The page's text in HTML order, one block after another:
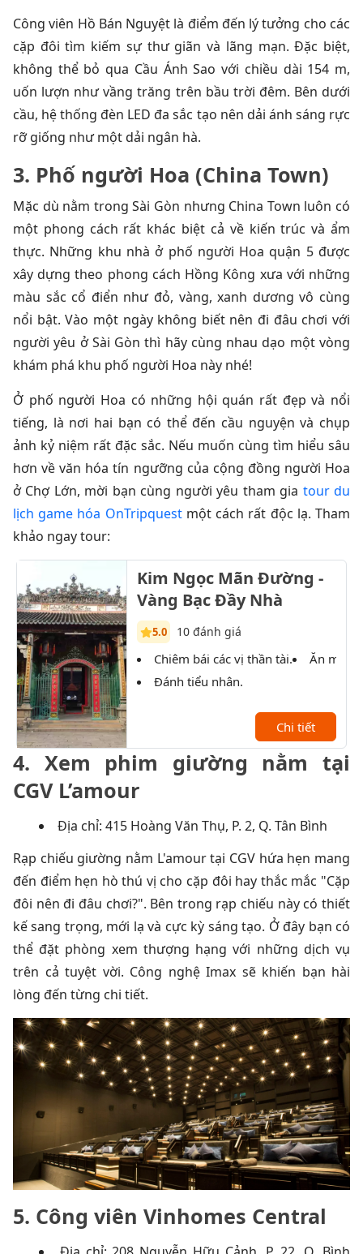
Công viên Hồ Bán Nguyệt là điểm đến lý tưởng cho các
cặp đôi tìm kiếm sự thư giãn và lãng mạn. Đặc biệt,
không thể bỏ qua Cầu Ánh Sao với chiều dài 154 m,
uốn lượn như vầng trăng trên bầu trời đêm. Bên dưới
cầu, hệ thống đèn LED đa sắc tạo nên dải ánh sáng rực
rỡ giống như một dải ngân hà.
3. Phố người Hoa (China Town)
Mặc dù nằm trong Sài Gòn nhưng China Town luôn có
một phong cách rất khác biệt cả về kiến trúc và ẩm
thực. Những khu nhà ở phố người Hoa quận 5 được
xây dựng theo phong cách Hồng Kông xưa với những
màu sắc cổ điển như đỏ, vàng, xanh dương vô cùng
nổi bật. Vào một ngày không biết nên đi đâu chơi với
người yêu ở Sài Gòn thì hãy cùng nhau dạo một vòng
khám phá khu phố người Hoa này nhé!
Ở phố người Hoa có những hội quán rất đẹp và nổi
tiếng, là nơi hai bạn có thể đến cầu nguyện và chụp
ảnh kỷ niệm rất đặc sắc. Nếu muốn cùng tìm hiểu sâu
hơn về văn hóa tín ngưỡng của cộng đồng người Hoa
ở Chợ Lớn, mời bạn cùng người yêu tham gia tour du
lịch game hóa OnTripquestmột cách rất độc lạ. Tham
khảo ngay tour:
Kim Ngọc Mãn Đường -
Vàng Bạc Đầy Nhà
5.0 10 đánh giá
Chiêm bái các vị thần tài.
Đánh tiểu nhân.
Ăn món
Chi tiết
4. Xem phim giường nằm tại
CGV L’amour
Địa chỉ: 415 Hoàng Văn Thụ, P. 2, Q. Tân Bình
Rạp chiếu giường nằm L'amour tại CGV hứa hẹn mang
đến điểm hẹn hò thú vị cho cặp đôi hay thắc mắc "Cặp
đôi nên đi đâu chơi?". Bên trong rạp chiếu này có thiết
kế sang trọng, mới lạ và cực kỳ sáng tạo. Ở đây bạn có
thể đặt phòng xem thượng hạng với những dịch vụ
trên cả tuyệt vời. Công nghệ Imax sẽ khiến bạn hài
lòng đến từng chi tiết.
5. Công viên Vinhomes Central